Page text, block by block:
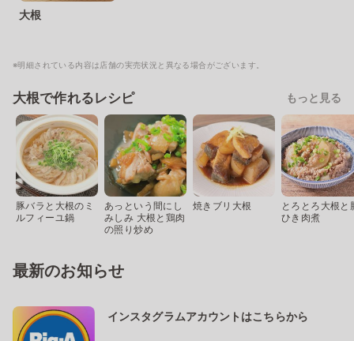
大根
※明細されている内容は店舗の実売状況と異なる場合がございます。
大根で作れるレシピ もっと見る
豚バラと大根のミ
ルフィーユ鍋
あっという間にし
みしみ 大根と鶏肉
の照り炒め
焼きブリ大根
とろとろ大根と
ひき肉煮
最新のお知らせ
インスタグラムアカウントはこちらから